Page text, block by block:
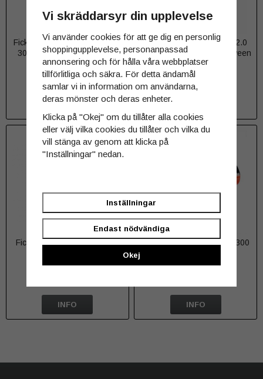
Ficklampa Acebeam E75 max
3000 lumen 5000K Neutral
White Nichia 519A CRI90 Blå
1 199 kr
INFO
Ficklampa Acebeam L35 2.0
5000 lumen 4000K Halloween
camo Limited edition - Varmvit
1 199 kr
Ficklampa Acebeam L35 2.0
INFO
Batteri Acebeam 18650 3300
INFO
Vi skräddarsyr din upplevelse
Vi använder cookies för att ge dig en personlig
shoppingupplevelse, personanpassad
annonsering och för hålla våra webbplatser
tillförlitliga och säkra. För detta ändamål
samlar vi in information om användarna,
deras mönster och deras enheter.
Klicka på "Okej" om du tillåter alla cookies
eller välj vilka cookies du tillåter och vilka du
vill stänga av genom att klicka på
"Inställningar" nedan.
Inställningar
Endast nödvändiga
Okej